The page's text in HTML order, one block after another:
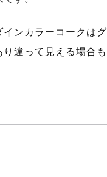
ンカラーコークはグ
違って見える場合も